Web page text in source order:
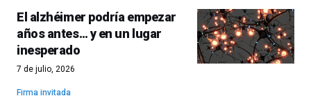
El alzhéimer podría empezar
años antes… y en un lugar
inesperado
7 de julio, 2026
Firma invitada